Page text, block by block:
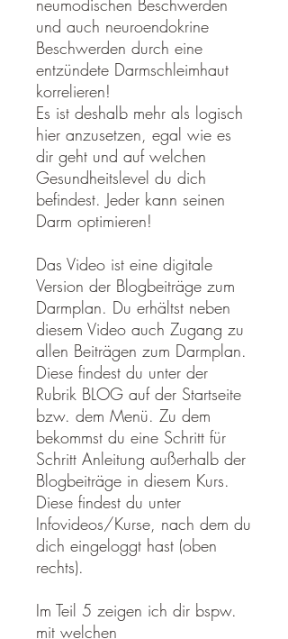
neumodischen Beschwerden
und auch neuroendokrine
Beschwerden durch eine
entzündete Darmschleimhaut
korrelieren!
Es ist deshalb mehr als logisch
hier anzusetzen, egal wie es
dir geht und auf welchen
Gesundheitslevel du dich
befindest. Jeder kann seinen
Darm optimieren!
Das Video ist eine digitale
Version der Blogbeiträge zum
Darmplan. Du erhältst neben
diesem Video auch Zugang zu
allen Beiträgen zum Darmplan.
Diese findest du unter der
Rubrik BLOG auf der Startseite
bzw. dem Menü. Zu dem
bekommst du eine Schritt für
Schritt Anleitung außerhalb der
Blogbeiträge in diesem Kurs.
Diese findest du unter
Infovideos/Kurse, nach dem du
dich eingeloggt hast (oben
rechts).
Im Teil 5 zeigen ich dir bspw.
mit welchen